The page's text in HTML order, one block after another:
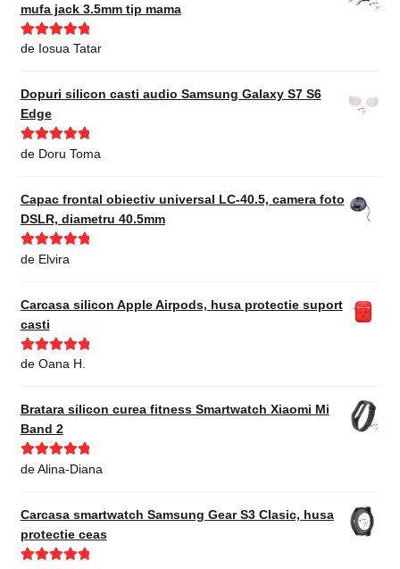
mufa jack 3.5mm tip mama
Evaluat la5
de Iosua Tatar
Dopuri silicon casti audio Samsung Galaxy S7 S6
Edge
Evaluat la5
de Doru Toma
Capac frontal obiectiv universal LC-40.5, camera foto
DSLR, diametru 40.5mm
Evaluat la
de Elvira
Carcasa silicon Apple Airpods, husa protectie suport
casti
Evaluat la5
de Oana H.
Bratara silicon curea fitness Smartwatch Xiaomi Mi
Band 2
Evaluat la5
de Alina-Diana
Carcasa smartwatch Samsung Gear S3 Clasic, husa
protectie ceas